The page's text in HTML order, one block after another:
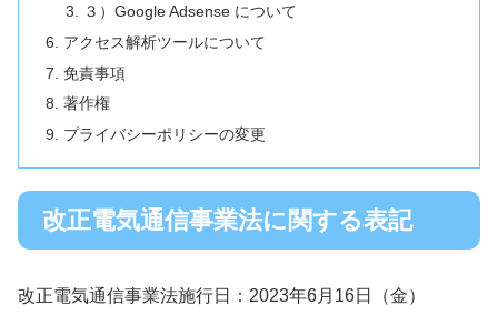
３）Google Adsense について
アクセス解析ツールについて
免責事項
著作権
プライバシーポリシーの変更
改正電気通信事業法に関する表記
改正電気通信事業法施行日：2023年6月16日（金）